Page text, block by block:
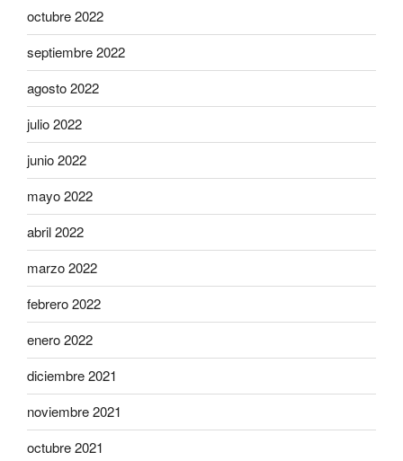
octubre 2022
septiembre 2022
agosto 2022
julio 2022
junio 2022
mayo 2022
abril 2022
marzo 2022
febrero 2022
enero 2022
diciembre 2021
noviembre 2021
octubre 2021